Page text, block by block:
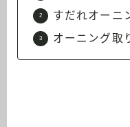
すだれオーニ
オーニング取